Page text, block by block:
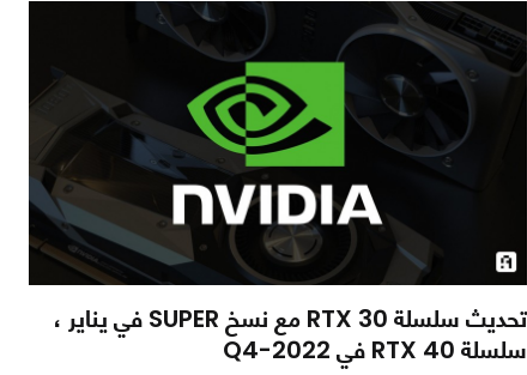
تحديث سلسلة RTX 30 مع نسخ SUPER في يناير ،
سلسلة RTX 40 في Q4-2022